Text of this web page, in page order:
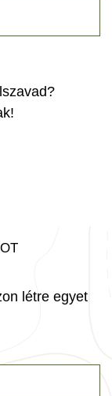
létre egyet